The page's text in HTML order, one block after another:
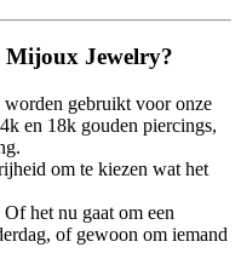
Mijoux Jewelry?
worden gebruikt voor onze
en 18k gouden piercings,
om te kiezen wat het
Of het nu gaat om een
of gewoon om iemand